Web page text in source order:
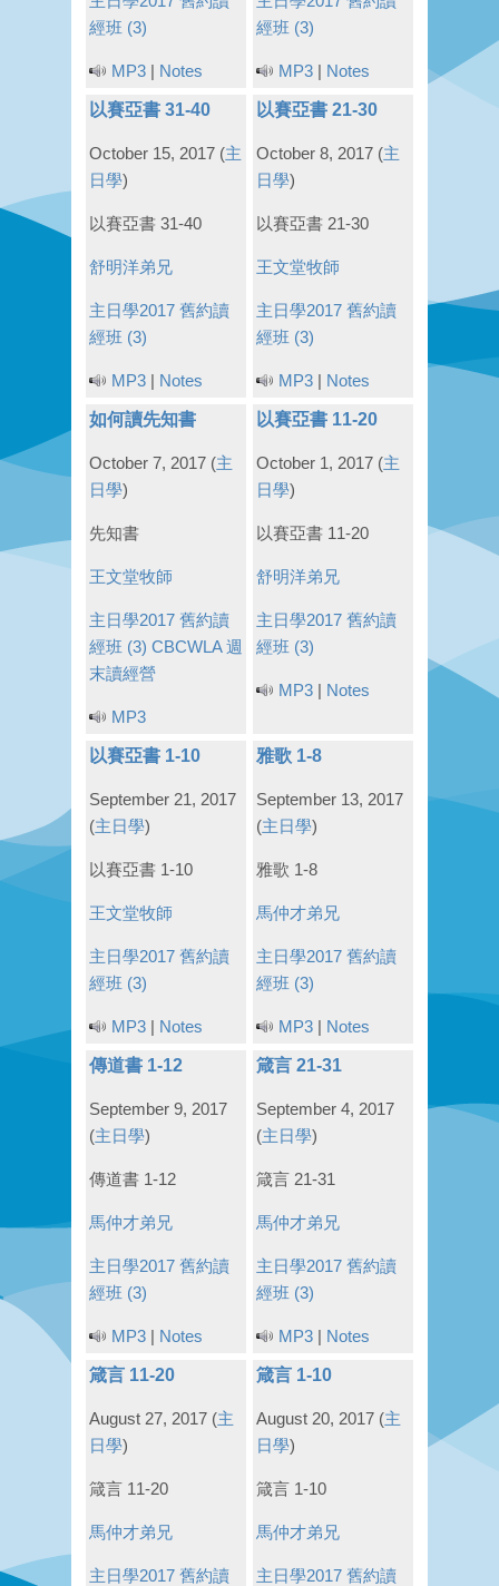
經班 (3)
MP3 | Notes
經班 (3)
MP3 | Notes
以賽亞書 31-40
October 15, 2017 (主
日學)
以賽亞書 31-40
舒明洋弟兄
主日學2017 舊約讀
經班 (3)
MP3 | Notes
以賽亞書 21-30
October 8, 2017 (主
日學)
以賽亞書 21-30
王文堂牧師
主日學2017 舊約讀
經班 (3)
MP3 | Notes
如何讀先知書
October 7, 2017 (主
日學)
先知書
王文堂牧師
主日學2017 舊約讀
經班 (3) CBCWLA 週
末讀經營
MP3
以賽亞書 11-20
October 1, 2017 (主
日學)
以賽亞書 11-20
舒明洋弟兄
主日學2017 舊約讀
經班 (3)
MP3 | Notes
以賽亞書 1-10
September 21, 2017
(主日學)
以賽亞書 1-10
王文堂牧師
主日學2017 舊約讀
經班 (3)
MP3 | Notes
雅歌 1-8
September 13, 2017
(主日學)
雅歌 1-8
馬仲才弟兄
主日學2017 舊約讀
經班 (3)
MP3 | Notes
傳道書 1-12
September 9, 2017
(主日學)
傳道書 1-12
馬仲才弟兄
主日學2017 舊約讀
經班 (3)
MP3 | Notes
箴言 21-31
September 4, 2017
(主日學)
箴言 21-31
馬仲才弟兄
主日學2017 舊約讀
經班 (3)
MP3 | Notes
箴言 11-20
August 27, 2017 (主
日學)
箴言 11-20
馬仲才弟兄
主日學2017 舊約讀
箴言 1-10
August 20, 2017 (主
日學)
箴言 1-10
馬仲才弟兄
主日學2017 舊約讀